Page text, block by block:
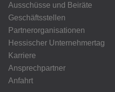
Ausschüsse und Beiräte
Geschäftsstellen
Partnerorganisationen
Hessischer Unternehmertag
Karriere
Ansprechpartner
Anfahrt